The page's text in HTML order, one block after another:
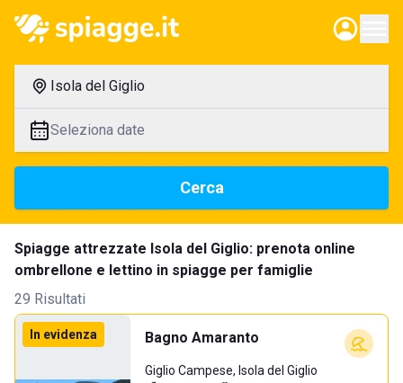
Isola del Giglio
Seleziona date
Cerca
Spiagge attrezzate Isola del Giglio: prenota online
ombrellone e lettino in spiagge per famiglie
29 Risultati
In evidenza Bagno Amaranto
Giglio Campese, Isola del Giglio